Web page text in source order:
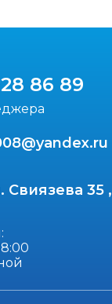
86 89
Свиязева 35 ,